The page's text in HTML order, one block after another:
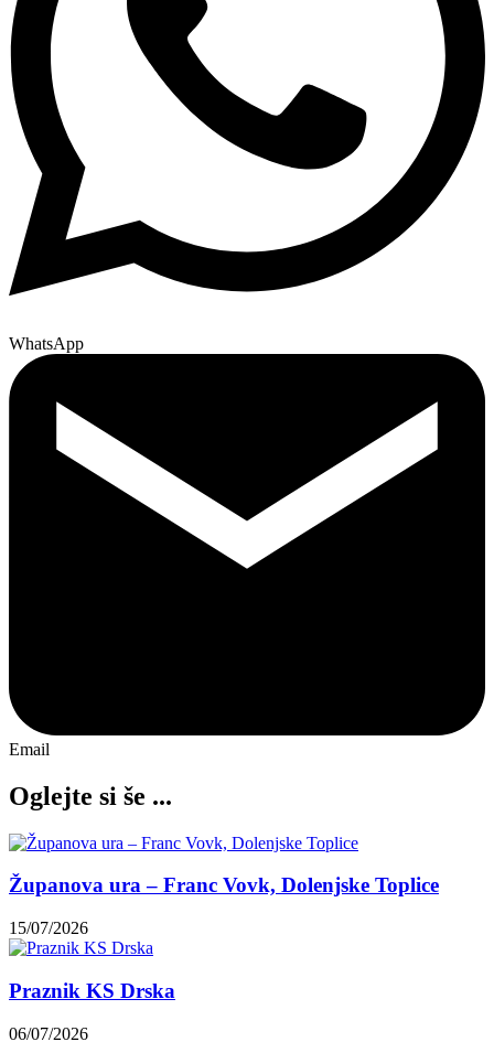
WhatsApp
Email
Oglejte si še ...
Županova ura – Franc Vovk, Dolenjske Toplice
15/07/2026
Praznik KS Drska
06/07/2026